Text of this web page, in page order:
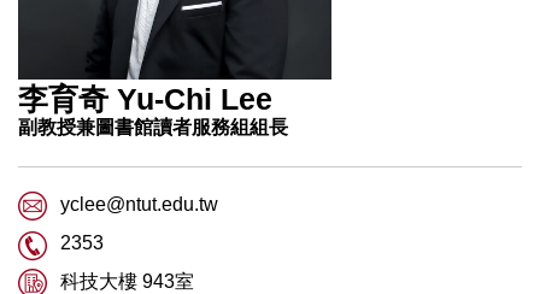
李育奇 Yu-Chi Lee
副教授兼圖書館讀者服務組組長
yclee@ntut.edu.tw
2353
科技大樓 943室